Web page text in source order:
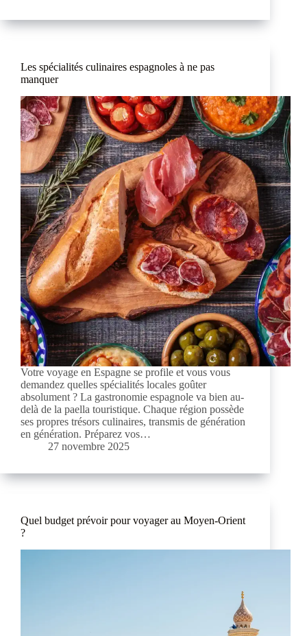
Les spécialités culinaires espagnoles à ne pas
manquer
Votre voyage en Espagne se profile et vous vous
demandez quelles spécialités locales goûter
absolument ? La gastronomie espagnole va bien au-
delà de la paella touristique. Chaque région possède
ses propres trésors culinaires, transmis de génération
en génération. Préparez vos…
27 novembre 2025
Quel budget prévoir pour voyager au Moyen-Orient
?